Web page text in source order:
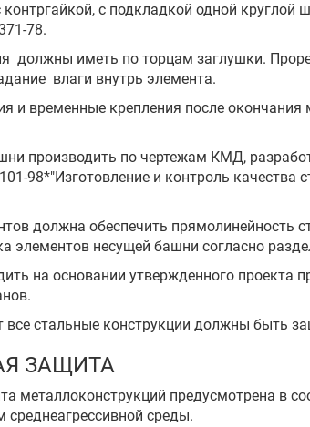
с подкладкой одной
78.
должны иметь по торцам заглушки.
влаги внутрь элемента.
и временные крепления после
производить по чертежам КМД,
98*"Изготовление и контроль качества
должна обеспечить прямолинейность
элементов несущей башни согласно
на основании утвержденного проекта
все стальные конструкции должны быть
ЗАЩИТА
металлоконструкций предусмотрена в
среднеагрессивной среды.